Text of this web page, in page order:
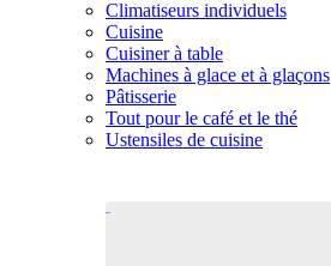
Climatiseurs individuels
Cuisine
Cuisiner à table
Machines à glace et à glaçons
Pâtisserie
Tout pour le café et le thé
Ustensiles de cuisine